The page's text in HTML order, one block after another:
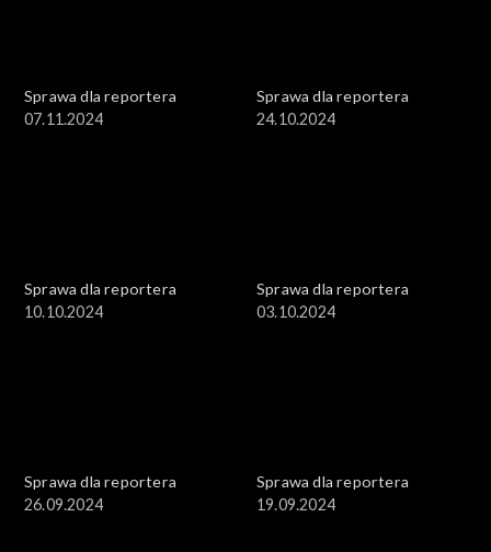
Sprawa dla reportera
07.11.2024
Sprawa dla reportera
24.10.2024
Sprawa dla reportera
10.10.2024
Sprawa dla reportera
03.10.2024
Sprawa dla reportera
26.09.2024
Sprawa dla reportera
19.09.2024